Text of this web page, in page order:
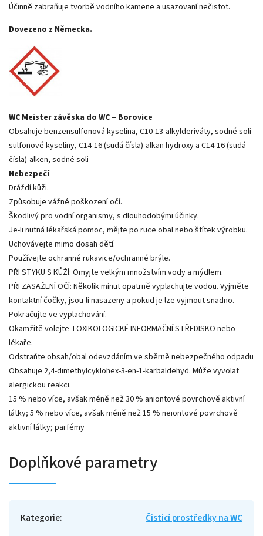
Účinně zabraňuje tvorbě vodního kamene a usazovaní nečistot.
Dovezeno z Německa.
WC Meister závěska do WC – Borovice
Obsahuje benzensulfonová kyselina, C10-13-alkylderiváty, sodné soli
sulfonové kyseliny, C14-16 (sudá čísla)-alkan hydroxy a C14-16 (sudá
čísla)-alken, sodné soli
Nebezpečí
Dráždí kůži.
Způsobuje vážné poškození očí.
Škodlivý pro vodní organismy, s dlouhodobými účinky.
Je-li nutná lékařská pomoc, mějte po ruce obal nebo štítek výrobku.
Uchovávejte mimo dosah dětí.
Používejte ochranné rukavice/ochranné brýle.
PŘI STYKU S KŮŽÍ: Omyjte velkým množstvím vody a mýdlem.
PŘI ZASAŽENÍ OČÍ: Několik minut opatrně vyplachujte vodou. Vyjměte
kontaktní čočky, jsou-li nasazeny a pokud je lze vyjmout snadno.
Pokračujte ve vyplachování.
Okamžitě volejte TOXIKOLOGICKÉ INFORMAČNÍ STŘEDISKO nebo
lékaře.
Odstraňte obsah/obal odevzdáním ve sběrně nebezpečného odpadu
Obsahuje 2,4-dimethylcyklohex-3-en-1-karbaldehyd. Může vyvolat
alergickou reakci.
15 % nebo více, avšak méně než 30 % aniontové povrchově aktivní
látky; 5 % nebo více, avšak méně než 15 % neiontové povrchově
aktivní látky; parfémy
Doplňkové parametry
Kategorie:
Čisticí prostředky na WC